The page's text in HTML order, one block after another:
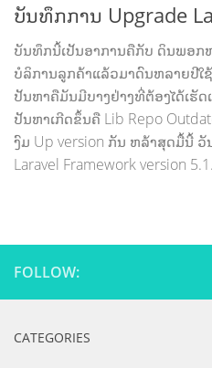
ບັນທຶກການ Upgrade
ບັນທຶກນີ້ເປັນອາການຄືກັບ ດິນພອກ
ບໍລິການລູກຄ້າແລ້ວມາດົນຫລາຍປີໃ
ປັນຫາຄືມັນມີບາງຢ່າງທີ່ຕ້ອງໄດ້ເຮັ
ປັນຫາເກີດຂຶ້ນຄື Lib Repo
ງົມ Up version ກັນ ຫລ້າສຸດມື້ນີ້
Laravel Framework version
FOLLOW:
CATEGORIES